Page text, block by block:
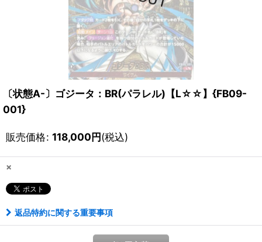
〔状態A-〕ゴジータ：BR(パラレル)【L☆☆】{FB09-
001}
販売価格: 118,000円(税込)
×
返品特約に関する重要事項